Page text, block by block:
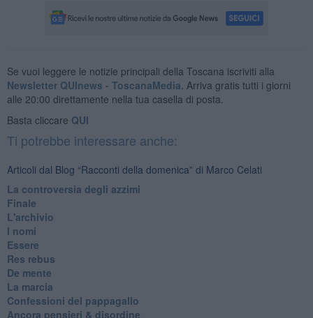
Se vuoi leggere le notizie principali della Toscana iscriviti alla
Newsletter QUInews - ToscanaMedia. Arriva gratis tutti i giorni
alle 20:00 direttamente nella tua casella di posta.
Basta cliccare QUI
Ti potrebbe interessare anche:
Articoli dal Blog “Racconti della domenica” di Marco Celati
La controversia degli azzimi
Finale
L'archivio
I nomi
Essere
Res rebus
De mente
La marcia
Confessioni del pappagallo
Ancora pensieri & disordine